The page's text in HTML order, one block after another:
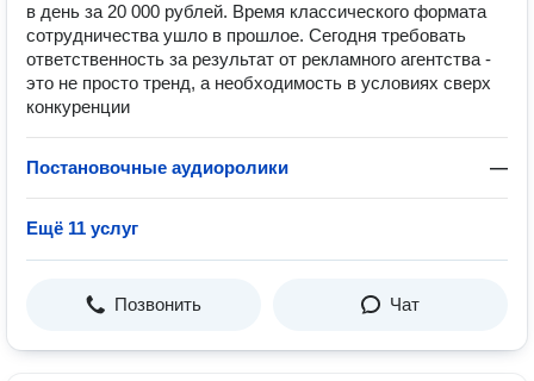
в день за 20 000 рублей. Время классического формата
сотрудничества ушло в прошлое. Сегодня требовать
ответственность за результат от рекламного агентства -
это не просто тренд, а необходимость в условиях сверх
конкуренции
Постановочные аудиоролики —
Ещё 11 услуг
Позвонить Чат